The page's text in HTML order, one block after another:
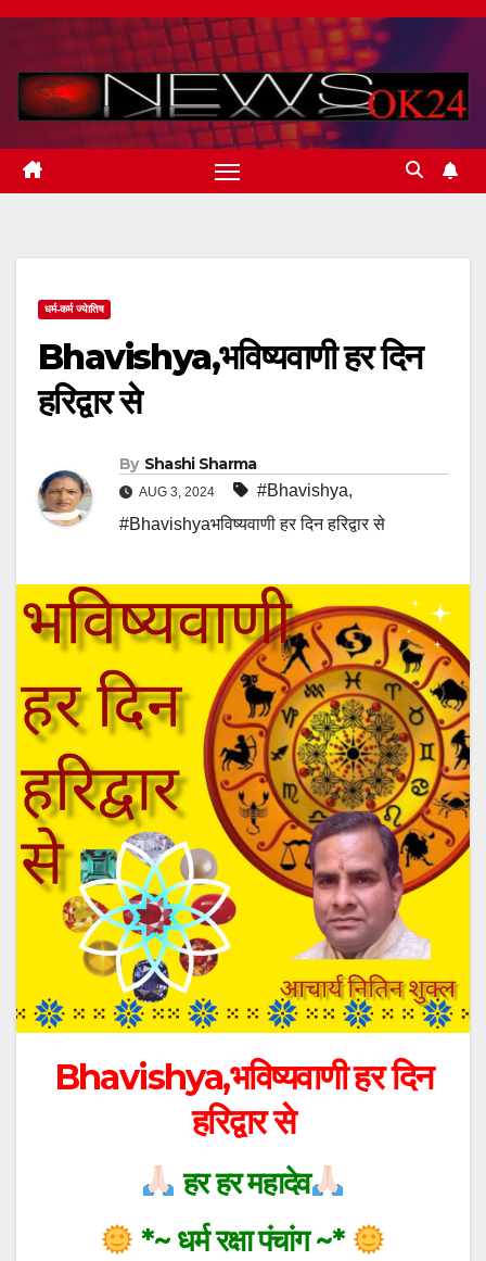
Skip
content
धर्म-कर्म ज्येातिष
Bhavishya,भविष्यवाणी हर दिन
हरिद्वार से
By Shashi Sharma
AUG 3, 2024 #Bhavishya,
#Bhavishyaभविष्यवाणी हर दिन हरिद्वार से
Bhavishya,भविष्यवाणी हर दिन
हरिद्वार से
हर हर महादेव
*~ धर्म रक्षा पंचांग ~*